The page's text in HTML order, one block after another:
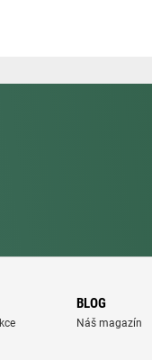
BLOG
Náš magazín